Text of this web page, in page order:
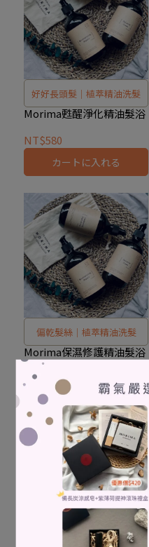
好好長頭髮｜植萃精油洗髮
Morima甦醒淨化精油髮浴
NT$580
カートに入れる
偏乾髮絲｜植萃精油洗髮
Morima保濕修護精油髮浴
NT$650